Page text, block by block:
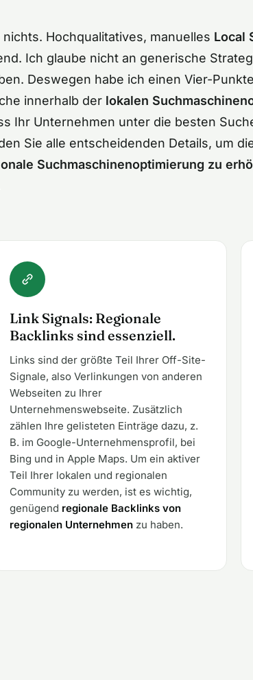
Hochqualitatives, manuelles Local
Ich glaube nicht an generische
Deswegen habe ich einen Vier-
innerhalb der lokalen
Ihr Unternehmen unter die besten
Sie alle entscheidenden Details, um
Suchmaschinenoptimierung zu
Link Signals: Regionale
Backlinks sind essenziell.
Links sind der größte Teil Ihrer Off-Site-
Signale, also Verlinkungen von anderen
Webseiten zu Ihrer
Unternehmenswebseite. Zusätzlich
zählen Ihre gelisteten Einträge dazu, z.
B. im Google-Unternehmensprofil, bei
Bing und in Apple Maps. Um ein aktiver
Teil Ihrer lokalen und regionalen
Community zu werden, ist es wichtig,
genügend regionale Backlinks von
regionalen Unternehmenzu haben.